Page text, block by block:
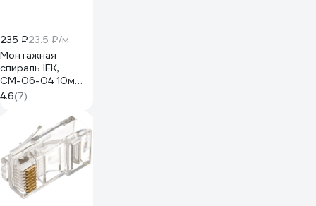
235 ₽23.5 ₽/м
Монтажная
спираль IEK,
СМ-06-04 10м
USWB-D06-10
4.6(7)